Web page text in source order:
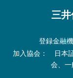
三
登録金融
加入協会： 日本
会、